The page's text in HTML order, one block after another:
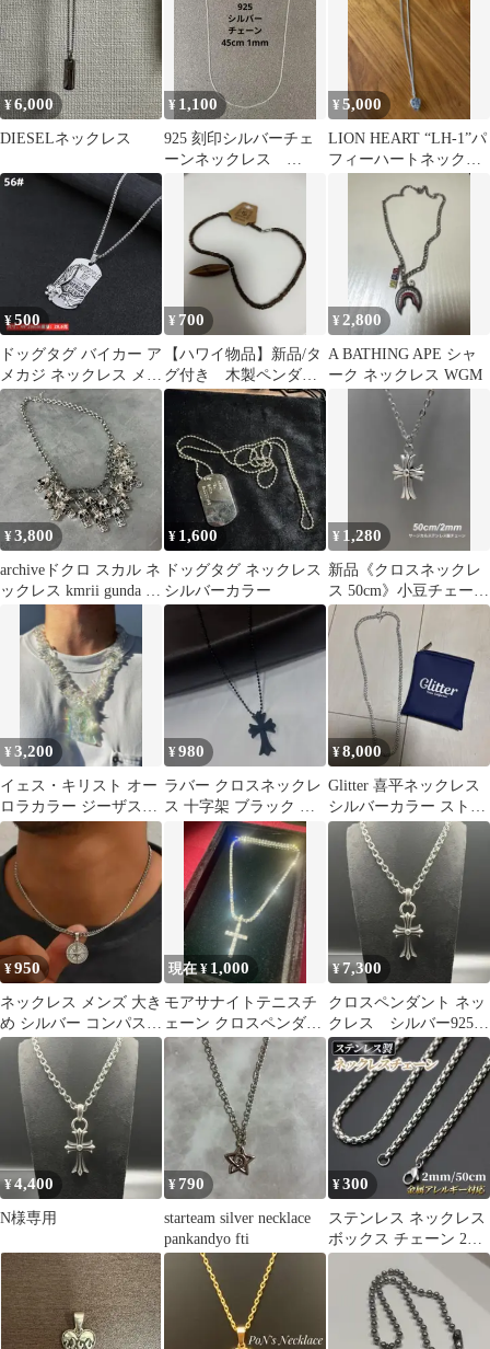
¥6,000
DIESELネックレス
¥ 1,100
925 刻印シルバーチェ
ーンネックレス
45cm1mm 新品 レディ
ース＆メンズ
¥5,000
LION HEART “LH-1”パ
フィーハートネックレ
¥500
ドッグタグ バイカー ア
メカジ ネックレス メン
ズ イーグル シルバー
¥ 700
【ハワイ物品】新品/タ
グ付き 木製ペンダン
ト/ネックレス
¥ 2,800
A BATHING APE シャ
ーク ネックレス WGM
¥3,800
archiveドクロ スカル ネ
ックレス kmrii gunda 風
¥ 1,600
ドッグタグ ネックレス
シルバーカラー
¥ 1,280
新品《クロスネックレ
ス 50cm》小豆チェーン
ステンレス
¥3,200
イェス・キリスト オー
ロラカラー ジーザスモ
チーフ ネックレス メン
ズ
¥980
ラバー クロスネックレ
ス 十字架 ブラック シ
リコン ロング ユニセッ
クス
¥8,000
Glitter 喜平ネックレス
シルバーカラー ストー
ン
¥950
ネックレス メンズ 大き
め シルバー コンパスモ
チーフ 秋冬 韓国雑貨
アメカジ
現在 ¥ 1,000
モアサナイトテニスチ
ェーン クロスペンダン
トセット50cm
¥7,300
クロスペンダント ネッ
クレス シルバー925
S925
¥4,400
N様専用
¥790
starteam silver necklace
pankandyo fti
¥300
ステンレス ネックレス
ボックス チェーン 2㎜
50㎝